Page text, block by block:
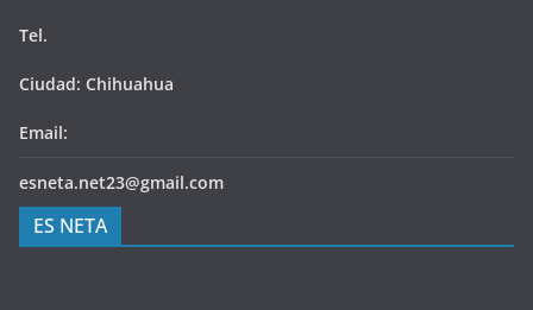
Tel.
Ciudad: Chihuahua
Email:
esneta.net23@gmail.com
ES NETA